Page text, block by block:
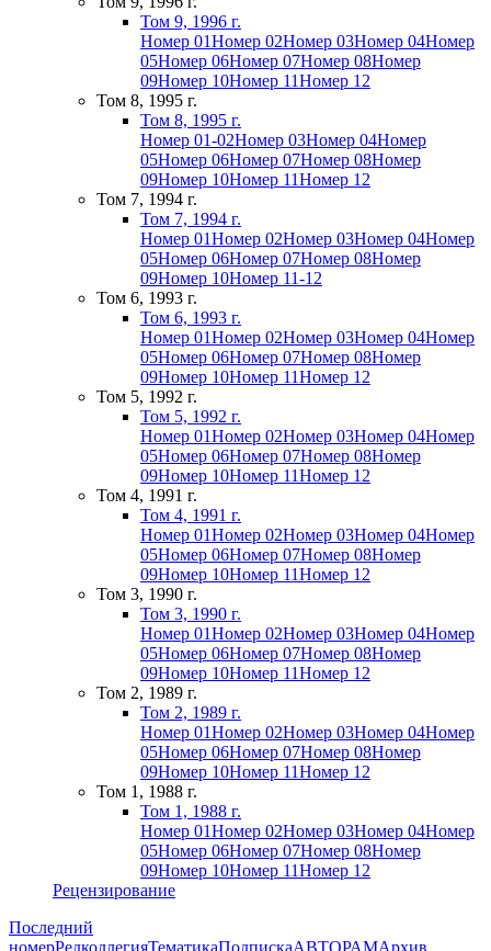
Том 9, 1996 г.
Номер 01Номер 02Номер 03Номер 04Номер
05Номер 06Номер 07Номер 08Номер
09Номер 10Номер 11Номер 12
Том 8, 1995 г.
Том 8, 1995 г.
Номер 01-02Номер 03Номер 04Номер
05Номер 06Номер 07Номер 08Номер
09Номер 10Номер 11Номер 12
Том 7, 1994 г.
Том 7, 1994 г.
Номер 01Номер 02Номер 03Номер 04Номер
05Номер 06Номер 07Номер 08Номер
09Номер 10Номер 11-12
Том 6, 1993 г.
Том 6, 1993 г.
Номер 01Номер 02Номер 03Номер 04Номер
05Номер 06Номер 07Номер 08Номер
09Номер 10Номер 11Номер 12
Том 5, 1992 г.
Том 5, 1992 г.
Номер 01Номер 02Номер 03Номер 04Номер
05Номер 06Номер 07Номер 08Номер
09Номер 10Номер 11Номер 12
Том 4, 1991 г.
Том 4, 1991 г.
Номер 01Номер 02Номер 03Номер 04Номер
05Номер 06Номер 07Номер 08Номер
09Номер 10Номер 11Номер 12
Том 3, 1990 г.
Том 3, 1990 г.
Номер 01Номер 02Номер 03Номер 04Номер
05Номер 06Номер 07Номер 08Номер
09Номер 10Номер 11Номер 12
Том 2, 1989 г.
Том 2, 1989 г.
Номер 01Номер 02Номер 03Номер 04Номер
05Номер 06Номер 07Номер 08Номер
09Номер 10Номер 11Номер 12
Том 1, 1988 г.
Том 1, 1988 г.
Номер 01Номер 02Номер 03Номер 04Номер
05Номер 06Номер 07Номер 08Номер
09Номер 10Номер 11Номер 12
Рецензирование
Последний
номерРедколлегияТематикаПодпискаАВТОРАМАрхив